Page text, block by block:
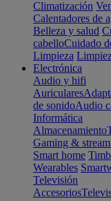
Climatización
Calentadores de
Belleza y salud
cabelloCuidado
Limpieza
Electrónica
Audio y hifi
Auriculares
de sonidoAudio
Informática
Almacenamiento
Gaming &
Smart home
Wearables
Televisión
Accesorios